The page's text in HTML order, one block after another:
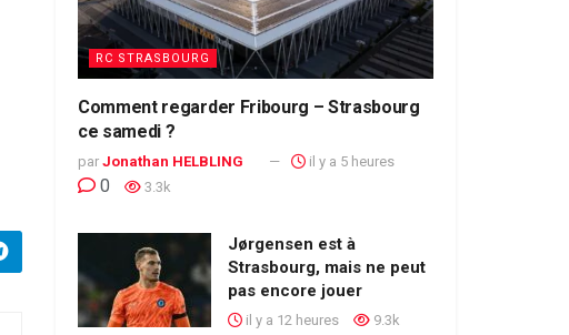
RC STRASBOURG
Comment regarder Fribourg – Strasbourg
ce samedi ?
par Jonathan HELBLING il y a 5 heures
0 3.3k
Jørgensen est à
Strasbourg, mais ne peut
pas encore jouer
il y a 12 heures 9.3k